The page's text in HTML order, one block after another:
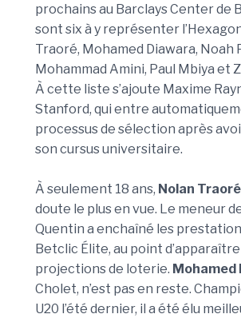
prochains au Barclays Center de
sont six à y représenter
Traoré, Mohamed Diawara, Noah
Mohammad Amini, Paul Mbiya et
À cette liste s’ajoute Maxime
Stanford, qui entre
processus de sélection après
son cursus universitaire.
À seulement 18 ans, Nolan Traoré
doute le plus en vue. Le meneur
Quentin a enchaîné les
Betclic Élite, au point
projections de loterie. Mohamed
Cholet, n’est pas en reste.
U20 l’été dernier, il a été élu